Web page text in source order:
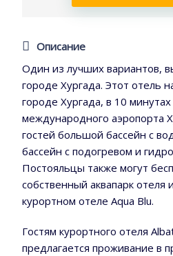
Описание
Один из лучших вариантов,
городе Хургада. Этот отель
городе Хургада, в 10
международного аэропорта
гостей большой бассейн с
бассейн с подогревом и
Постояльцы также могут
собственный аквапарк отеля
курортном отеле Aqua Blu.
Гостям курортного отеля
предлагается проживание в